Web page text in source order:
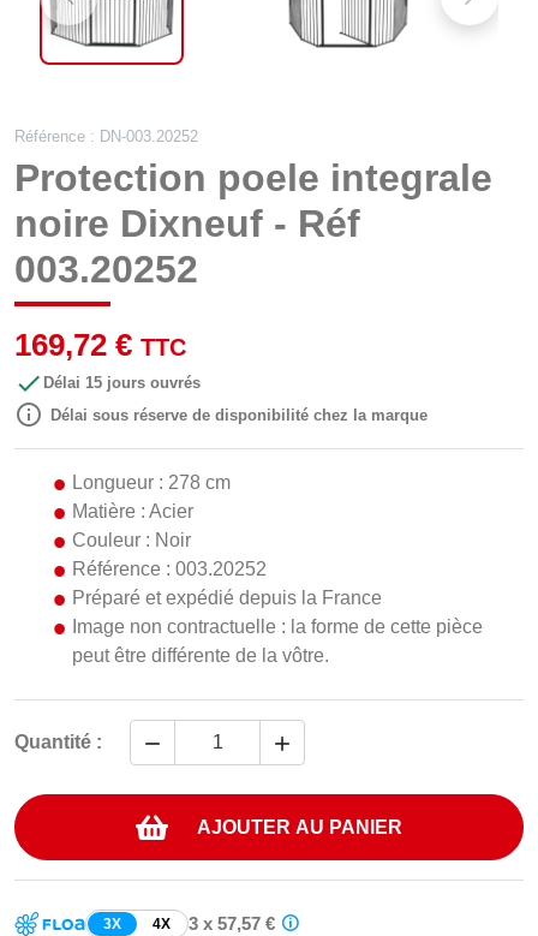
Référence : DN-003.20252
Protection poele integrale
noire Dixneuf - Réf
003.20252
169,72 € TTC
 Délai 15 jours ouvrés
 Délai sous réserve de disponibilité chez la marque
Longueur : 278 cm
Matière : Acier
Couleur : Noir
Référence : 003.20252
Préparé et expédié depuis la France
Image non contractuelle : la forme de cette pièce
peut être différente de la vôtre.
Quantité :  
AJOUTER AU PANIER
3X 4X 3 x 57,57 €